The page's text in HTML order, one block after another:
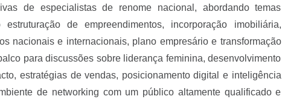
de especialistas de renome nacional, abordando temas
de empreendimentos, incorporação imobiliária,
nacionais e internacionais, plano empresário e transformação
para discussões sobre liderança feminina, desenvolvimento
estratégias de vendas, posicionamento digital e inteligência
de networking com um público altamente qualificado e